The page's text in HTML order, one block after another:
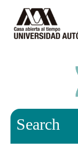
Search